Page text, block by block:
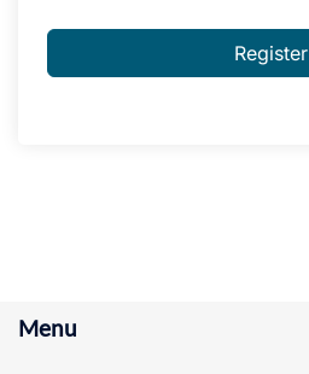
Alternative: Register
Menu